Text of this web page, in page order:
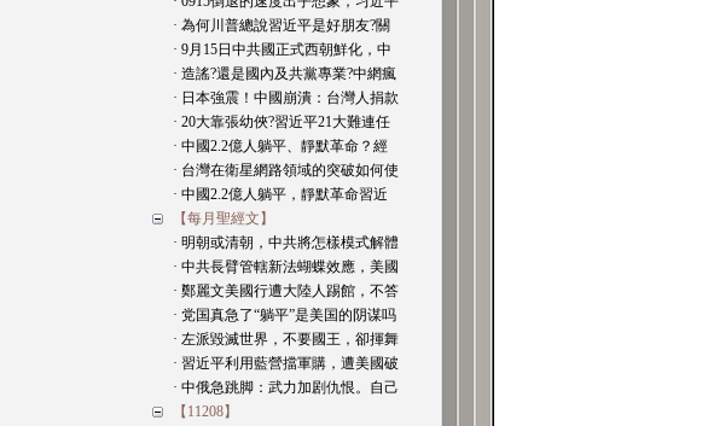
· 為何川普總說習近平是好朋友?關
· 9月15日中共國正式西朝鮮化，中
· 造謠?還是國內及共黨專業?中網瘋
· 日本強震！中國崩潰：台灣人捐款
· 20大靠張幼俠?習近平21大難連任
· 中國2.2億人躺平、靜默革命？經
· 台灣在衛星網路領域的突破如何使
· 中國2.2億人躺平，靜默革命習近
【每月聖經文】
· 明朝或清朝，中共將怎樣模式解體
· 中共長臂管轄新法蝴蝶效應，美國
· 鄭麗文美國行遭大陸人踢館，不答
· 党国真急了“躺平”是美国的阴谋吗
· 左派毀滅世界，不要國王，卻揮舞
· 習近平利用藍營擋軍購，遭美國破
· 中俄急跳脚：武力加剧仇恨。自己
【11208】